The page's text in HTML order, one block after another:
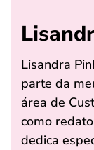
Lisandra
parte da
área de
como
dedica